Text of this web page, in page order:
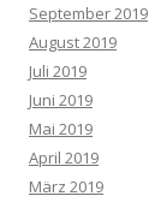
September 2019
August 2019
Juli 2019
Juni 2019
Mai 2019
April 2019
März 2019